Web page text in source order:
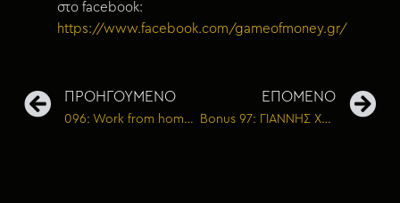
στο facebook:
https://www.facebook.com/gameofmoney.gr/
ΠΡΟΗΓΟΥΜΕΝΟ
096: Work from home κι επιχειρηματικότητα
ΕΠΟΜΕΝΟ
Bonus 97: ΓΙΑΝΝΗΣ ΧΑΤΖΗΜΠΕΗΣ – “Τα Όριά μας” – διαφορετικότητα, συμπερίληψη, αθλητισμός και ανθρώπινες σχέσεις